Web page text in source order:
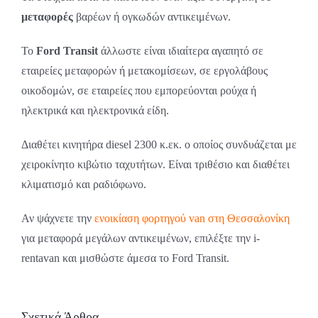
μεταφορές βαρέων ή ογκωδών αντικειμένων.
Το Ford Transit άλλωστε είναι ιδιαίτερα αγαπητό σε
εταιρείες μεταφορών ή μετακομίσεων, σε εργολάβους
οικοδομών, σε εταιρείες που εμπορεύονται ρούχα ή
ηλεκτρικά και ηλεκτρονικά είδη.
Διαθέτει κινητήρα diesel 2300 κ.εκ. ο οποίος συνδυάζεται με
χειροκίνητο κιβώτιο ταχυτήτων. Είναι τριθέσιο και διαθέτει
κλιματισμό και ραδιόφωνο.
Αν ψάχνετε την ενοικίαση φορτηγού van στη Θεσσαλονίκη
για μεταφορά μεγάλων αντικειμένων, επιλέξτε την i-
rentavan και μισθώστε άμεσα το Ford Transit.